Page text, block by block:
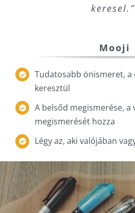
Mooji
Tudatosabb önismeret, a
keresztül
A belsőd megismerése, a
megismerését hozza
Légy az, aki valójában